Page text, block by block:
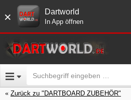
× Dartworld
In App öffnen
Zurück zu "DARTBOARD ZUBEHÖR"